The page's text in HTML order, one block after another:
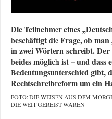
Die Teilnehmer eines
beschäftigt die Frage, ob
in zwei Wörtern schreibt.
beides möglich ist – und dass
Bedeutungsunterschied gibt,
Rechtschreibreform um ein
FOTO: DIE WEISEN AUS DEM
DIE WEIT GEREIST WAREN